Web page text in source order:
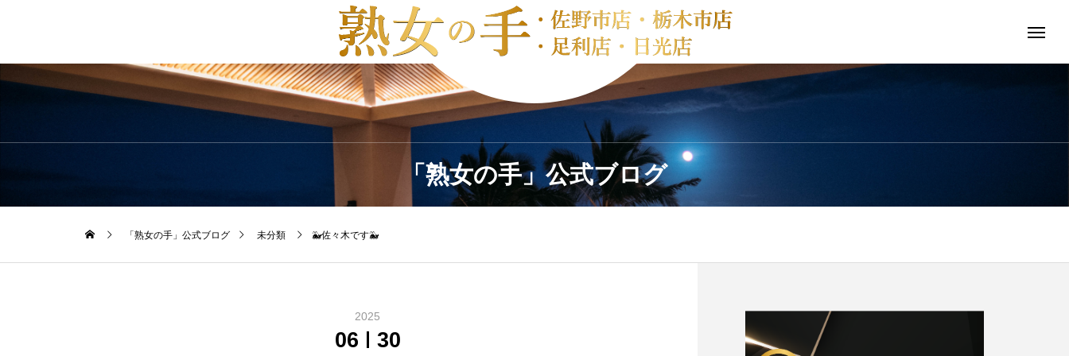
「熟女の手」公式ブログ
「熟女の手」公式ブログ 未分類 🐳佐々木です🐳
2025
06 30